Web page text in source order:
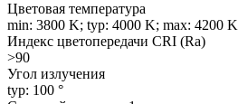
Цветовая температура
min: 3800 K; typ: 4000 K; max: 4200 K
Индекс цветопередачи CRI (Ra)
>90
Угол излучения
typ: 100 °